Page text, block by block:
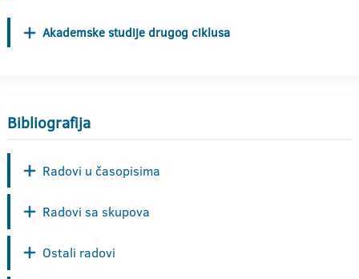
Akademske studije drugog ciklusa
Bibliografija
Radovi u časopisima
Radovi sa skupova
Ostali radovi